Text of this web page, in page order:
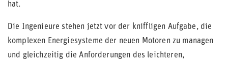
hat.
Die Ingenieure stehen jetzt vor der kniffligen Aufgabe, die
komplexen Energiesysteme der neuen Motoren zu managen
und gleichzeitig die Anforderungen des leichteren,